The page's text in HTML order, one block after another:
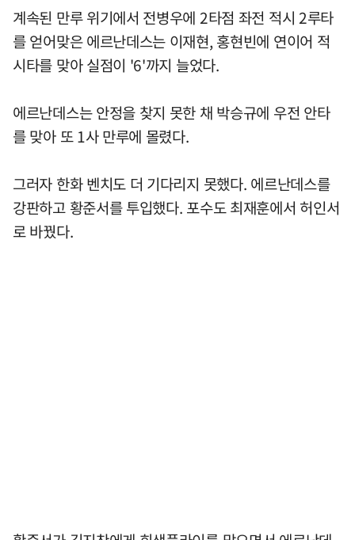
계속된 만루 위기에서 전병우에 2타점 좌전 적시 2루타
를 얻어맞은 에르난데스는 이재현, 홍현빈에 연이어 적
시타를 맞아 실점이 '6'까지 늘었다.
에르난데스는 안정을 찾지 못한 채 박승규에 우전 안타
를 맞아 또 1사 만루에 몰렸다.
그러자 한화 벤치도 더 기다리지 못했다. 에르난데스를
강판하고 황준서를 투입했다. 포수도 최재훈에서 허인서
로 바꿨다.